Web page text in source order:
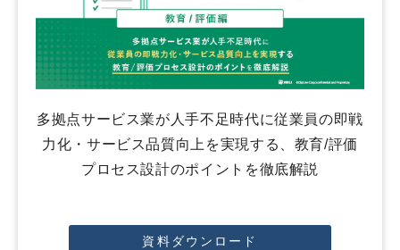
多拠点サービス業が人手不足時代に従業員の即戦
力化・サービス品質向上を実現する、教育/評価
プロセス設計のポイントを徹底解説
資料ダウンロード